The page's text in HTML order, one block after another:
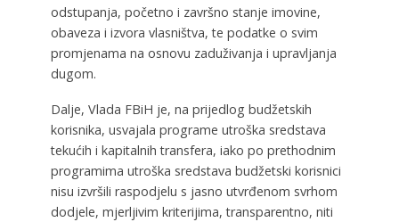
odstupanja, početno i završno stanje imovine,
obaveza i izvora vlasništva, te podatke o svim
promjenama na osnovu zaduživanja i upravljanja
dugom.
Dalje, Vlada FBiH je, na prijedlog budžetskih
korisnika, usvajala programe utroška sredstava
tekućih i kapitalnih transfera, iako po prethodnim
programima utroška sredstava budžetski korisnici
nisu izvršili raspodjelu s jasno utvrđenom svrhom
dodjele, mjerljivim kriterijima, transparentno, niti